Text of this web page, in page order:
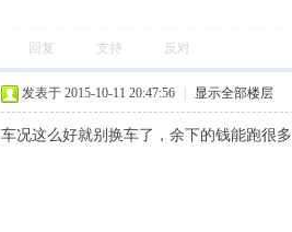
回复 支持 反对
发表于 2015-10-11 20:47:56 显示全部楼层
车况这么好就别换车了，余下的钱能跑很